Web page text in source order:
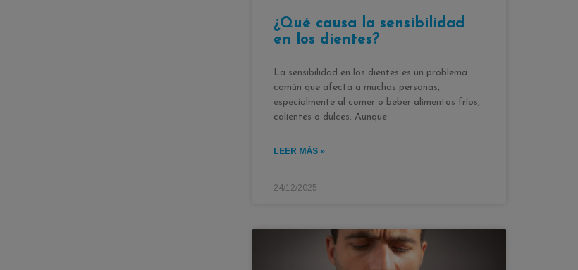
¿Qué causa la sensibilidad
en los dientes?
La sensibilidad en los dientes es un problema
común que afecta a muchas personas,
especialmente al comer o beber alimentos fríos,
calientes o dulces. Aunque
LEER MÁS »
24/12/2025